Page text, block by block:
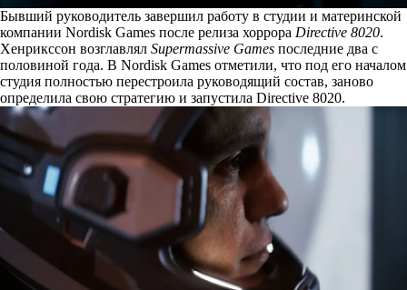
Бывший руководитель завершил работу в студии и материнской
компании Nordisk Games после релиза хоррора Directive 8020.
Хенрикссон возглавлял Supermassive Games последние два с
половиной года. В Nordisk Games отметили, что под его началом
студия полностью перестроила руководящий состав, заново
определила свою стратегию и запустила Directive 8020.